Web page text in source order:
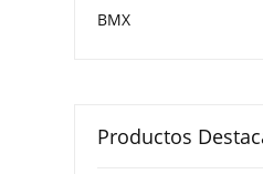
BMX
Productos